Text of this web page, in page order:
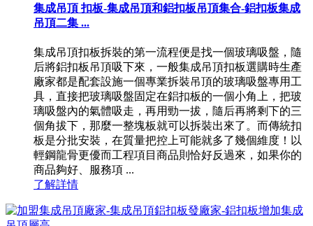
集成吊頂 扣板-集成吊頂和鋁扣板吊頂集合-鋁扣板集成
吊頂二集 ...
集成吊頂扣板拆裝的第一流程便是找一個玻璃吸盤，隨
后將鋁扣板吊頂吸下來，一般集成吊頂扣板選購時生產
廠家都是配套設施一個專業拆裝吊頂的玻璃吸盤專用工
具，直接把玻璃吸盤固定在鋁扣板的一個小角上，把玻
璃吸盤內的氣體吸走，再用勁一拔，隨后再將剩下的三
個角拔下，那麼一整塊板就可以拆裝出來了。而傳統扣
板是分批安裝，在質量把控上可能就多了幾個維度！以
輕鋼龍骨更優而工程項目商品則恰好反過來，如果你的
商品夠好、服務項 ...
了解詳情